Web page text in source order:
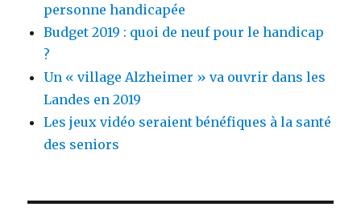
personne handicapée
Budget 2019 : quoi de neuf pour le handicap
?
Un « village Alzheimer » va ouvrir dans les
Landes en 2019
Les jeux vidéo seraient bénéfiques à la santé
des seniors